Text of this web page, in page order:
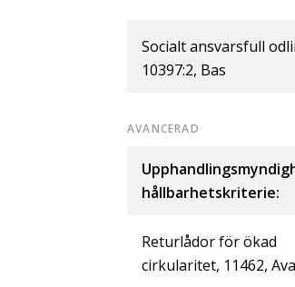
Socialt ansvarsfull
10397:2, Bas
AVANCERAD
hållbarhetskriterie:
Returlådor för ökad
cirkularitet, 11462,